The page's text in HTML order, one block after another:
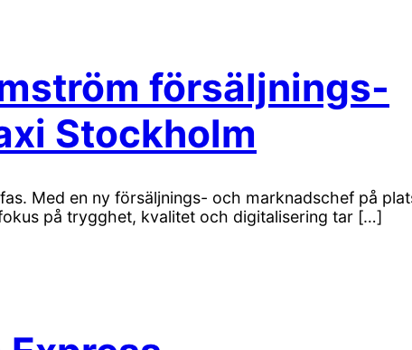
försäljnings-
Stockholm
Med en ny försäljnings- och marknadschef på
på trygghet, kvalitet och digitalisering tar […]